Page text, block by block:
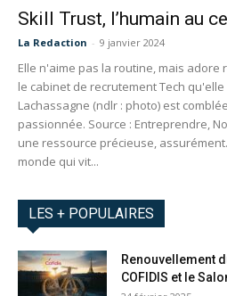
Skill Trust, l’humain au
La Redaction - 9 janvier 2024
Elle n'aime pas la routine, mais adore
le cabinet de recrutement Tech qu'elle
Lachassagne (ndlr : photo) est
passionnée. Source : Entreprendre,
une ressource précieuse,
monde qui vit...
LES + POPULAIRES
Renouvellement
COFIDIS et le